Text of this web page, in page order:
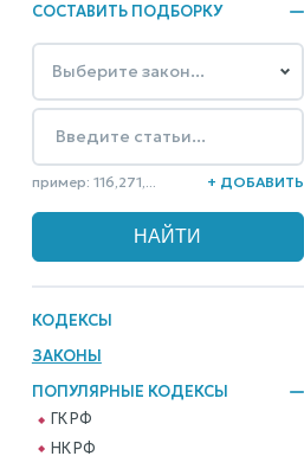
СОСТАВИТЬ ПОДБОРКУ
пример: 116,271,... + ДОБАВИТЬ
КОДЕКСЫ
ЗАКОНЫ
ПОПУЛЯРНЫЕ КОДЕКСЫ
ГК РФ
НК РФ